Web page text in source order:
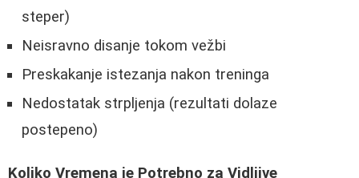
steper)
Neisravno disanje tokom vežbi
Preskakanje istezanja nakon treninga
Nedostatak strpljenja (rezultati dolaze
postepeno)
Koliko Vremena je Potrebno za Vidljive